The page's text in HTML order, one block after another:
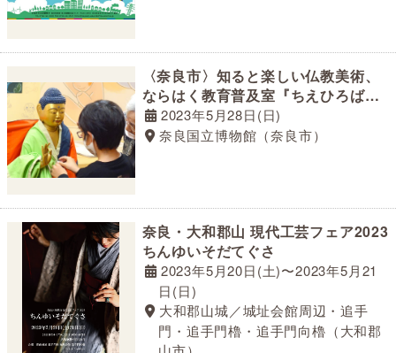
〈奈良市〉知ると楽しい仏教美術、
ならはく教育普及室『ちえひろば』
で無料ワークショップ開催！
2023年5月28日(日)
奈良国立博物館（奈良市）
奈良・大和郡山 現代工芸フェア2023
ちんゆいそだてぐさ
2023年5月20日(土)〜2023年5月21
日(日)
大和郡山城／城址会館周辺・追手
門・追手門櫓・追手門向櫓（大和郡